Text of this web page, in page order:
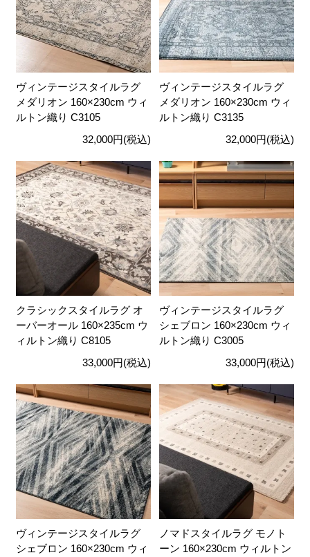
ヴィンテージスタイルラグ
メダリオン 160×230cm ウィ
ルトン織り C3105
32,000円(税込)
ヴィンテージスタイルラグ
メダリオン 160×230cm ウィ
ルトン織り C3135
32,000円(税込)
クラシックスタイルラグ オ
ーバーオール 160×235cm ウ
ィルトン織り C8105
33,000円(税込)
ヴィンテージスタイルラグ
シェブロン 160×230cm ウィ
ルトン織り C3005
33,000円(税込)
ヴィンテージスタイルラグ
シェブロン 160×230cm ウィ
ノマドスタイルラグ モノト
ーン 160×230cm ウィルトン